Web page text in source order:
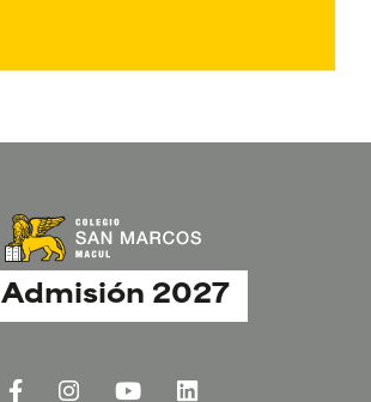
Admisión 2027